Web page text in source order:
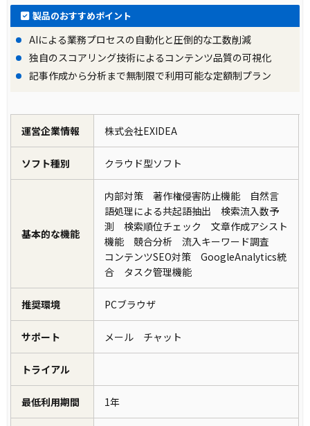
製品のおすすめポイント
AIによる業務プロセスの自動化と圧倒的な工数削減
独自のスコアリング技術によるコンテンツ品質の可視化
記事作成から分析まで無制限で利用可能な定額制プラン
運営企業情報 株式会社EXIDEA
ソフト種別 クラウド型ソフト
基本的な機能
内部対策 著作権侵害防止機能 自然言
語処理による共起語抽出 検索流入数予
測 検索順位チェック 文章作成アシスト
機能 競合分析 流入キーワード調査
コンテンツSEO対策 GoogleAnalytics統
合 タスク管理機能
推奨環境 PCブラウザ
サポート メール チャット
トライアル
最低利用期間 1年